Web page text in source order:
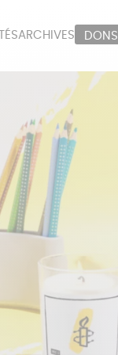
PAPETERIE
ÉPICERIE
ARCHIVES DONS